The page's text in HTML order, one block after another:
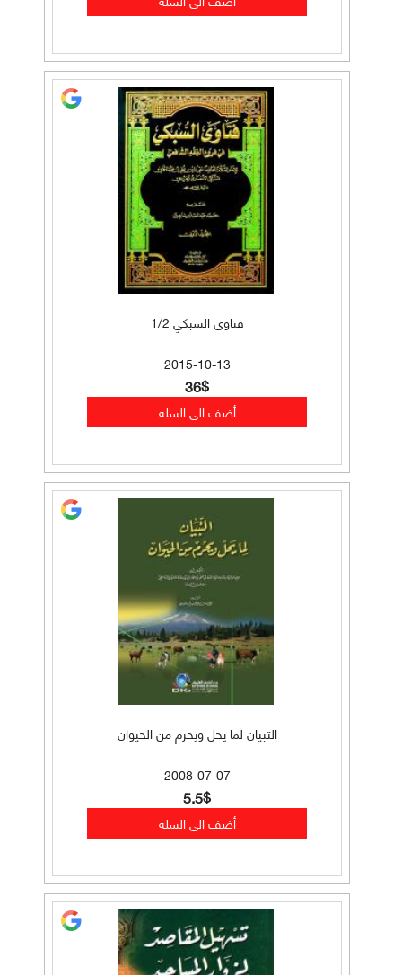
فتاوى السبكي 1/2
2015-10-13
36$
التبيان لما يحل ويحرم من الحيوان
2008-07-07
5.5$